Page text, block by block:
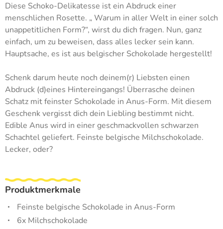
Diese Schoko-Delikatesse ist ein Abdruck einer
menschlichen Rosette. „ Warum in aller Welt in einer solch
unappetitlichen Form?“, wirst du dich fragen. Nun, ganz
einfach, um zu beweisen, dass alles lecker sein kann.
Hauptsache, es ist aus belgischer Schokolade hergestellt!
Schenk darum heute noch deinem(r) Liebsten einen
Abdruck (d)eines Hintereingangs! Überrasche deinen
Schatz mit feinster Schokolade in Anus-Form. Mit diesem
Geschenk vergisst dich dein Liebling bestimmt nicht.
Edible Anus wird in einer geschmackvollen schwarzen
Schachtel geliefert. Feinste belgische Milchschokolade.
Lecker, oder?
Produktmerkmale
Feinste belgische Schokolade in Anus-Form
6x Milchschokolade